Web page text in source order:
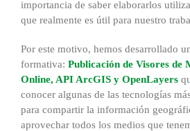
importancia de saber elaborarlos
que realmente es útil para nuestro
Por este motivo, hemos desarrollado
formativa: Publicación de Visores de
Online, API ArcGIS y OpenLayers
conocer algunas de las tecnologías
para compartir la información
aprovechar todos los medios que